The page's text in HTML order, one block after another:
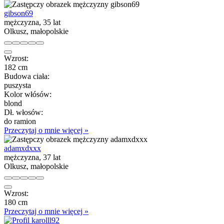
gibson69
mężczyzna, 35 lat
Olkusz, małopolskie
Wzrost:
182 cm
Budowa ciała:
puszysta
Kolor włósów:
blond
Dł. włosów:
do ramion
Przeczytaj o mnie więcej »
adamxdxxx
mężczyzna, 37 lat
Olkusz, małopolskie
Wzrost:
180 cm
Przeczytaj o mnie więcej »